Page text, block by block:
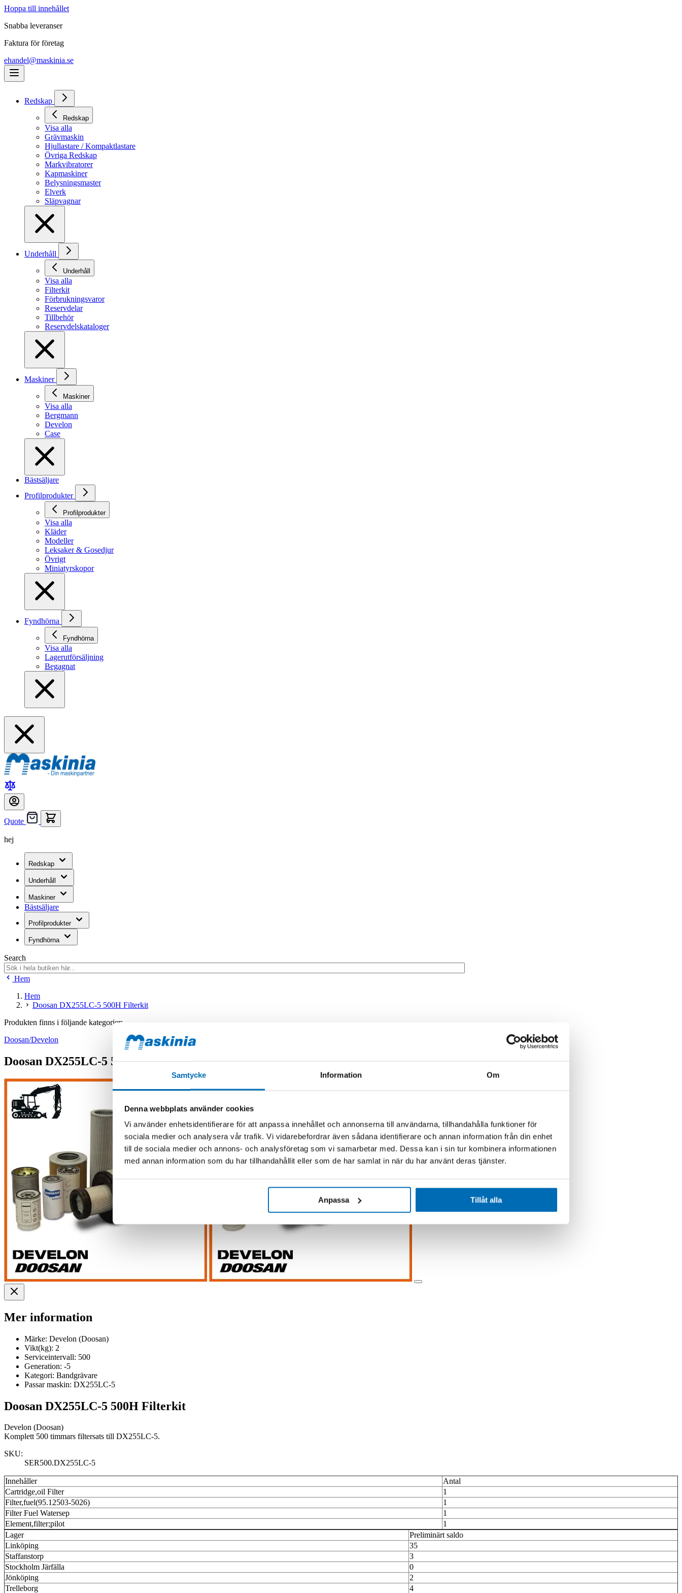
Samtycke Information Om
Denna webbplats använder cookies
Vi använder enhetsidentifierare för att anpassa innehållet och annonserna till användarna, tillhandahålla funktioner för
sociala medier och analysera vår trafik. Vi vidarebefordrar även sådana identifierare och annan information från din enhet
till de sociala medier och annons- och analysföretag som vi samarbetar med. Dessa kan i sin tur kombinera informationen
med annan information som du har tillhandahållit eller som de har samlat in när du har använt deras tjänster.
Anpassa Tillåt alla
Hoppa till innehållet
Snabba leveranser
Faktura för företag
ehandel@maskinia.se
Redskap
Redskap
Visa alla
Grävmaskin
Hjullastare / Kompaktlastare
Övriga Redskap
Markvibratorer
Kapmaskiner
Belysningsmaster
Elverk
Släpvagnar
Underhåll
Underhåll
Visa alla
Filterkit
Förbrukningsvaror
Reservdelar
Tillbehör
Reservdelskataloger
Maskiner
Maskiner
Visa alla
Bergmann
Develon
Case
Bästsäljare
Profilprodukter
Profilprodukter
Visa alla
Kläder
Modeller
Leksaker & Gosedjur
Övrigt
Miniatyrskopor
Fyndhörna
Fyndhörna
Visa alla
Lagerutförsäljning
Begagnat
Quote
hej
Redskap
Underhåll
Maskiner
Bästsäljare
Profilprodukter
Fyndhörna
Search
Hem
Hem
Doosan DX255LC-5 500H Filterkit
Produkten finns i följande kategorier:
Doosan/Develon
Doosan DX255LC-5 500H Filterkit
Mer information
Märke: Develon (Doosan)
Vikt(kg): 2
Serviceintervall: 500
Generation: -5
Kategori: Bandgrävare
Passar maskin: DX255LC-5
Doosan DX255LC-5 500H Filterkit
Develon (Doosan)
Komplett 500 timmars filtersats till DX255LC-5.
SKU:
SER500.DX255LC-5
Innehåller
Antal
Cartridge,oil Filter
1
Filter,fuel(95.12503-5026)
1
Filter Fuel Watersep
1
Element,filter;pilot
1
Lager
Preliminärt saldo
Linköping
35
Staffanstorp
3
Stockholm Järfälla
0
Jönköping
2
Trelleborg
4